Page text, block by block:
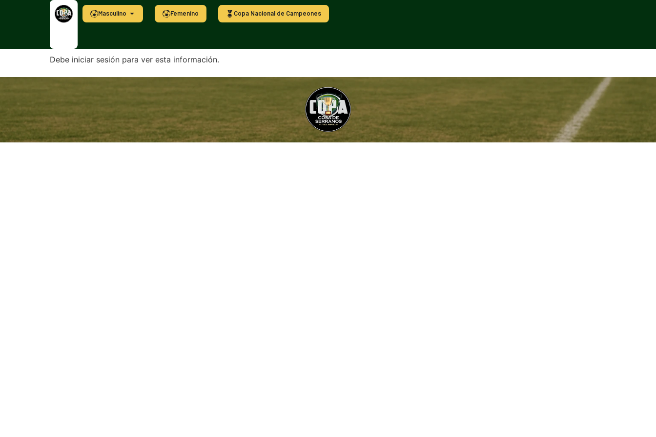
Masculino Femenino Copa Nacional de Campeones
Debe iniciar sesión para ver esta información.